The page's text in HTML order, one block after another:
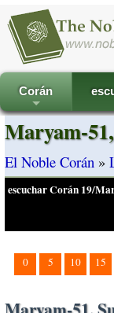
+
Corán
Maryam-
El Noble Corán »
escuchar Corán 19/
0 5 10 15